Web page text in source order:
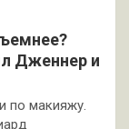
Дженнер и
по макияжу.